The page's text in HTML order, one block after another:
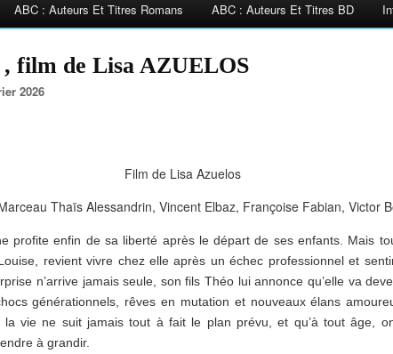
ABC : Auteurs Et Titres Romans ABC : Auteurs Et Titres BD
film de Lisa AZUELOS
2026
Film de Lisa Azuelos
Thaïs Alessandrin, Vincent Elbaz, Françoise Fabian, Victor
profite enfin de sa liberté après le départ de ses enfants. Mais
revient vivre chez elle après un échec professionnel et
n’arrive jamais seule, son fils Théo lui annonce qu’elle va
générationnels, rêves en mutation et nouveaux élans
la vie ne suit jamais tout à fait le plan prévu, et qu’à tout âge,
à grandir.